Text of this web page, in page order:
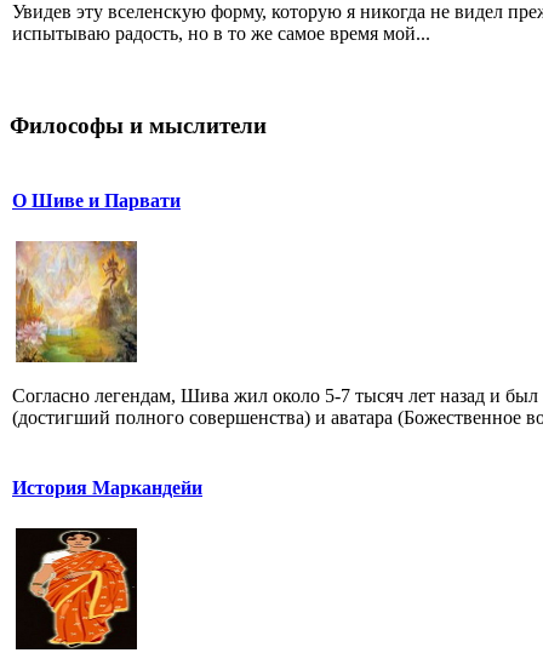
Увидев эту вселенскую форму, которую я никогда не видел
испытываю радость, но в то же самое время мой...
Философы и мыслители
О Шиве и Парвати
Согласно легендам, Шива жил около 5-7 тысяч лет назад и
(достигший полного совершенства) и аватара (Божественное
История Маркандейи